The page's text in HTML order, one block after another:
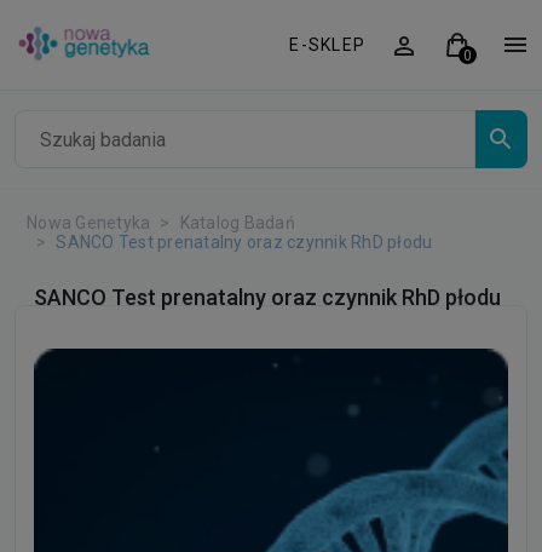
E-SKLEP
Nowa Genetyka
Katalog Badań
SANCO Test prenatalny oraz czynnik RhD płodu
SANCO Test prenatalny oraz czynnik RhD płodu